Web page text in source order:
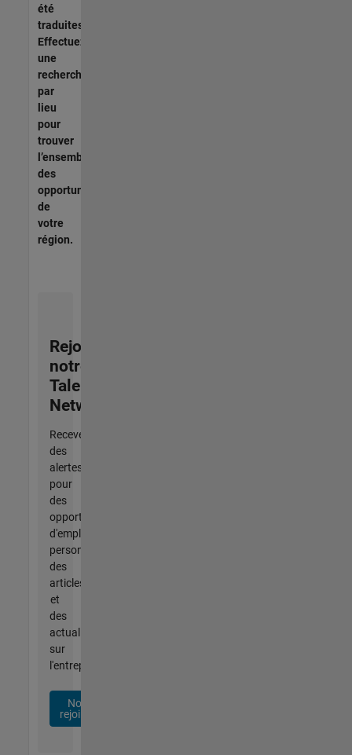
été
traduites.
Effectuez
une
recherche
par
lieu
pour
trouver
l’ensemble
des
opportunités
de
votre
région.
Rejoignez
notre
Talent
Network
Recevez
des
alertes
pour
des
opportunités
d'emploi
personnalisées,
des
articles
et
des
actualités
sur
l'entreprise.
Nous
rejoindre